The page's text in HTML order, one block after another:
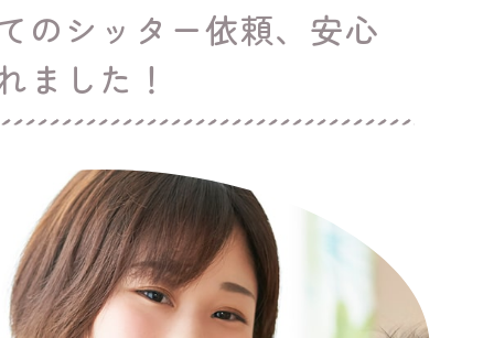
のシッター依頼、安心
ました！